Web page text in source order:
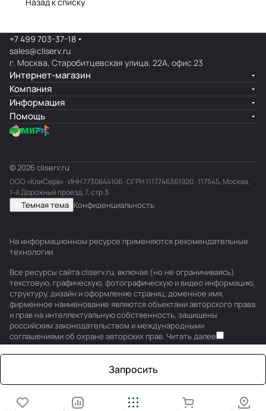
Запросить
+7 499 703-37-18
sales@cliserv.ru
г. Москва, Старобитцевская улица, 22А, офис 23
Интернет-магазин
Компания
Информация
Помощь
© 2026 cliserv.ru
ООО «КлиСерв» · ИНН7730644106· ОГРН 1117746361920 · 117545, Москва,
1-й Дорожный проезд, 7, стр.3
Темная тема Конфиденциальность
На информационном ресурсе применяются рекомендательные
технологии.
Все ресурсы сайта cliserv.ru, включая (но не ограничиваясь)
текстовую, графическую, фотографическую и видео информацию,
структуру, дизайн и оформление страниц, доменное имя,
фирменное наименование являются объектами авторского права
и прав на интеллектуальную собственность, защищены
российским законодательством и международными
соглашениями об охране авторских прав. Читать далее